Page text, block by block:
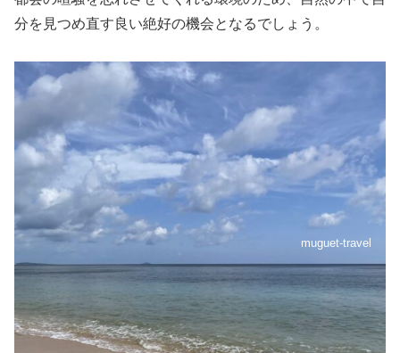
分を見つめ直す良い絶好の機会となるでしょう。
muguet-travel